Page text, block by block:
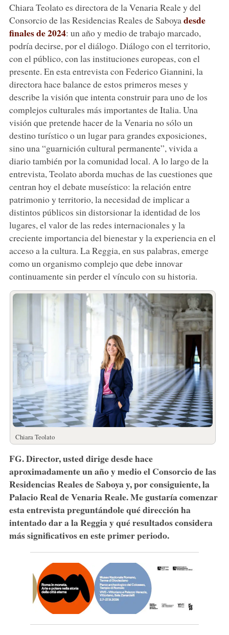
Chiara Teolato es directora de la Venaria Reale y del
Consorcio de las Residencias Reales de Saboya desde
finales de 2024: un año y medio de trabajo marcado,
podría decirse, por el diálogo. Diálogo con el territorio,
con el público, con las instituciones europeas, con el
presente. En esta entrevista con Federico Giannini, la
directora hace balance de estos primeros meses y
describe la visión que intenta construir para uno de los
complejos culturales más importantes de Italia. Una
visión que pretende hacer de la Venaria no sólo un
destino turístico o un lugar para grandes exposiciones,
sino una “guarnición cultural permanente”, vivida a
diario también por la comunidad local. A lo largo de la
entrevista, Teolato aborda muchas de las cuestiones que
centran hoy el debate museístico: la relación entre
patrimonio y territorio, la necesidad de implicar a
distintos públicos sin distorsionar la identidad de los
lugares, el valor de las redes internacionales y la
creciente importancia del bienestar y la experiencia en el
acceso a la cultura. La Reggia, en sus palabras, emerge
como un organismo complejo que debe innovar
continuamente sin perder el vínculo con su historia.
Chiara Teolato
FG. Director, usted dirige desde hace
aproximadamente un año y medio el Consorcio de las
Residencias Reales de Saboya y, por consiguiente, la
Palacio Real de Venaria Reale. Me gustaría comenzar
esta entrevista preguntándole qué dirección ha
intentado dar a la Reggia y qué resultados considera
más significativos en este primer periodo.